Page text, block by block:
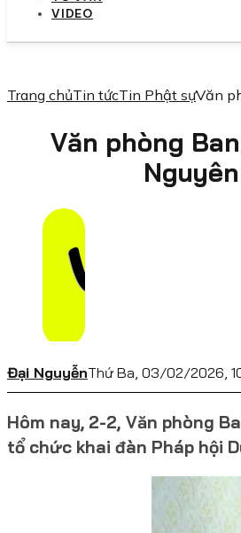
VIDEO
Trang chủTin tứcTin Phật sựVăn
Văn phòng
Đại NguyễnThứ Ba, 03/02/2026,
Hôm nay, 2-2, Văn phòng
tổ chức khai đàn Pháp hội